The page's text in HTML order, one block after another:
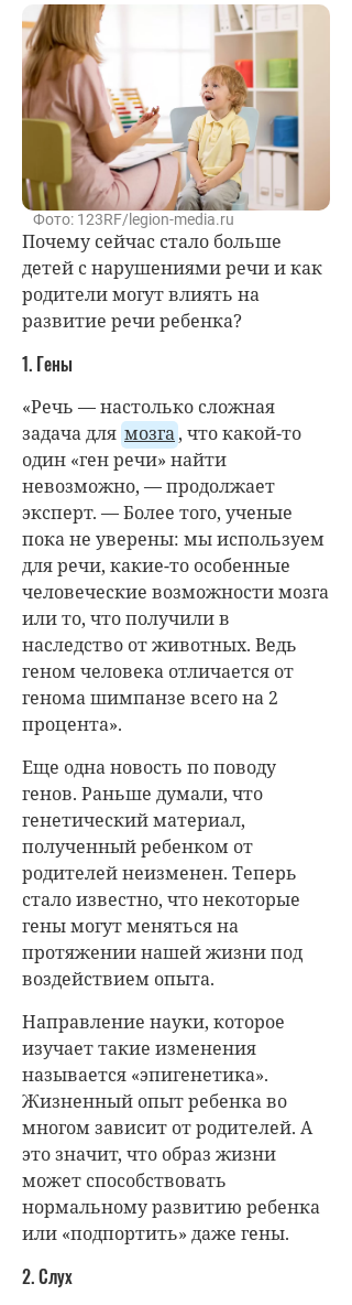
Фото: 123RF/legion-media.ru
Почему сейчас стало больше
детей с нарушениями речи и как
родители могут влиять на
развитие речи ребенка?
1. Гены
«Речь — настолько сложная
задача для мозга, что какой-то
один «ген речи» найти
невозможно, — продолжает
эксперт. — Более того, ученые
пока не уверены: мы используем
для речи, какие-то особенные
человеческие возможности мозга
или то, что получили в
наследство от животных. Ведь
геном человека отличается от
генома шимпанзе всего на 2
процента».
Еще одна новость по поводу
генов. Раньше думали, что
генетический материал,
полученный ребенком от
родителей неизменен. Теперь
стало известно, что некоторые
гены могут меняться на
протяжении нашей жизни под
воздействием опыта.
Направление науки, которое
изучает такие изменения
называется «эпигенетика».
Жизненный опыт ребенка во
многом зависит от родителей. А
это значит, что образ жизни
может способствовать
нормальному развитию ребенка
или «подпортить» даже гены.
2. Слух